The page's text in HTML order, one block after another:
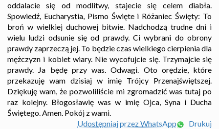
oddalacie się od modlitwy, stajecie się celem diabła.
Spowiedź, Eucharystia, Pismo Święte i Różaniec Święty: To
broń w wielkiej duchowej bitwie. Nadchodzą trudne dni i
wielu ludzi odsunie się od prawdy. Ci wybrani do obrony
prawdy zaprzeczą jej. To będzie czas wielkiego cierpienia dla
mężczyzn i kobiet wiary. Nie wycofujcie się. Trzymajcie się
prawdy. Ja będę przy was. Odwagi. Oto orędzie, które
przekazuję wam dzisiaj w imię Trójcy Przenajświętszej.
Dziękuję wam, że pozwoliliście mi zgromadzić was tutaj po
raz kolejny. Błogosławię was w imię Ojca, Syna i Ducha
Świętego. Amen. Pokój z wami.
Udostępniaj przez WhatsApp
Drukuj